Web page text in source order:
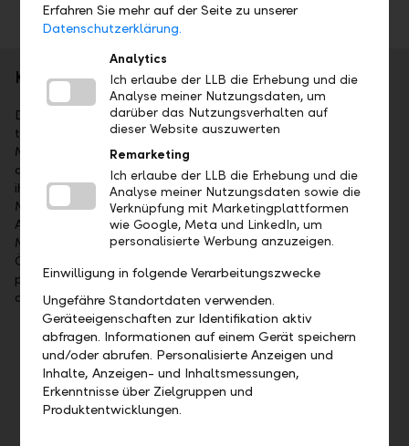
Kurzporträt
Die Liechtensteinische Landesbank AG (LLB) ist das
traditionsreichste Finanzinstitut im Fürstentum Liechtenstein.
Mehrheitsaktionär ist das Land Liechtenstein. Die Aktien sind
an der SIX kotiert (Symbol: LLBN). Die LLB-Gruppe bietet
ihren Kunden umfassende Dienstleistungen im Wealth
Management an: als Universalbank, im Private Banking,
Asset Management sowie bei Fund Services. Mit 1'523
Mitarbeitenden ist sie in Liechtenstein, in der Schweiz, in
Österreich, in Deutschland, in Dubai und in Abu Dhabi
präsent. Per 31. Dezember 2025 lag das Geschäftsvolumen
der LLB-Gruppe bei CHF 125.9 Mia.
Wichtige Termine
Mittwoch, 19. August 2026, Veröffentlichung
Halbjahresergebnis 2026
Freitag, 23. April 2027, 35. ordentliche
Erfahren Sie mehr auf der Seite zu unserer
Datenschutzerklärung.
Analytics
Ich erlaube der LLB die Erhebung und die
Analyse meiner Nutzungsdaten, um
darüber das Nutzungsverhalten auf
dieser Website auszuwerten
Remarketing
Ich erlaube der LLB die Erhebung und die
Analyse meiner Nutzungsdaten sowie die
Verknüpfung mit Marketingplattformen
wie Google, Meta und LinkedIn, um
personalisierte Werbung anzuzeigen.
Einwilligung in folgende Verarbeitungszwecke
Ungefähre Standortdaten verwenden.
Geräteeigenschaften zur Identifikation aktiv
abfragen. Informationen auf einem Gerät speichern
und/oder abrufen. Personalisierte Anzeigen und
Inhalte, Anzeigen- und Inhaltsmessungen,
Erkenntnisse über Zielgruppen und
Produktentwicklungen.